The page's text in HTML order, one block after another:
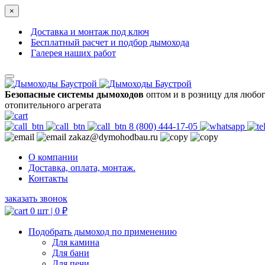
×
Доставка и монтаж под ключ
Бесплатный расчет и подбор дымохода
Галерея наших работ
Безопасные системы дымоходов оптом и в розницу для
отопительного агрегата
8 (800) 444-17-05
zakaz@dymohodbau.ru
О компании
Доставка, оплата, монтаж.
Контакты
заказать звонок
0 шт | 0 ₽
Подобрать дымоход по применению
Для камина
Для бани